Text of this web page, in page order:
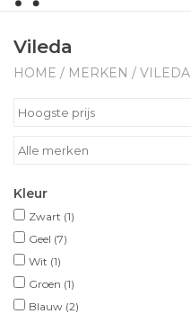
Vileda
HOME / MERKEN / VILEDA
Kleur
Zwart (1)
Geel (7)
Wit (1)
Groen (1)
Blauw (2)